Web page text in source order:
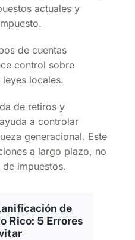
actuales y
de cuentas
control sobre
locales.
de retiros y
a controlar
generacional. Este
a largo plazo, no
impuestos.
de
Rico: 5 Errores